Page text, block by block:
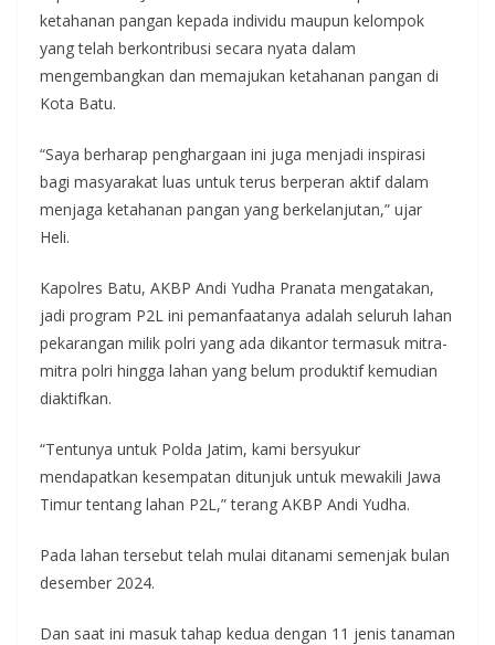
ketahanan pangan kepada individu maupun kelompok
yang telah berkontribusi secara nyata dalam
mengembangkan dan memajukan ketahanan pangan di
Kota Batu.
“Saya berharap penghargaan ini juga menjadi inspirasi
bagi masyarakat luas untuk terus berperan aktif dalam
menjaga ketahanan pangan yang berkelanjutan,” ujar
Heli.
Kapolres Batu, AKBP Andi Yudha Pranata mengatakan,
jadi program P2L ini pemanfaatanya adalah seluruh lahan
pekarangan milik polri yang ada dikantor termasuk mitra-
mitra polri hingga lahan yang belum produktif kemudian
diaktifkan.
“Tentunya untuk Polda Jatim, kami bersyukur
mendapatkan kesempatan ditunjuk untuk mewakili Jawa
Timur tentang lahan P2L,” terang AKBP Andi Yudha.
Pada lahan tersebut telah mulai ditanami semenjak bulan
desember 2024.
Dan saat ini masuk tahap kedua dengan 11 jenis tanaman